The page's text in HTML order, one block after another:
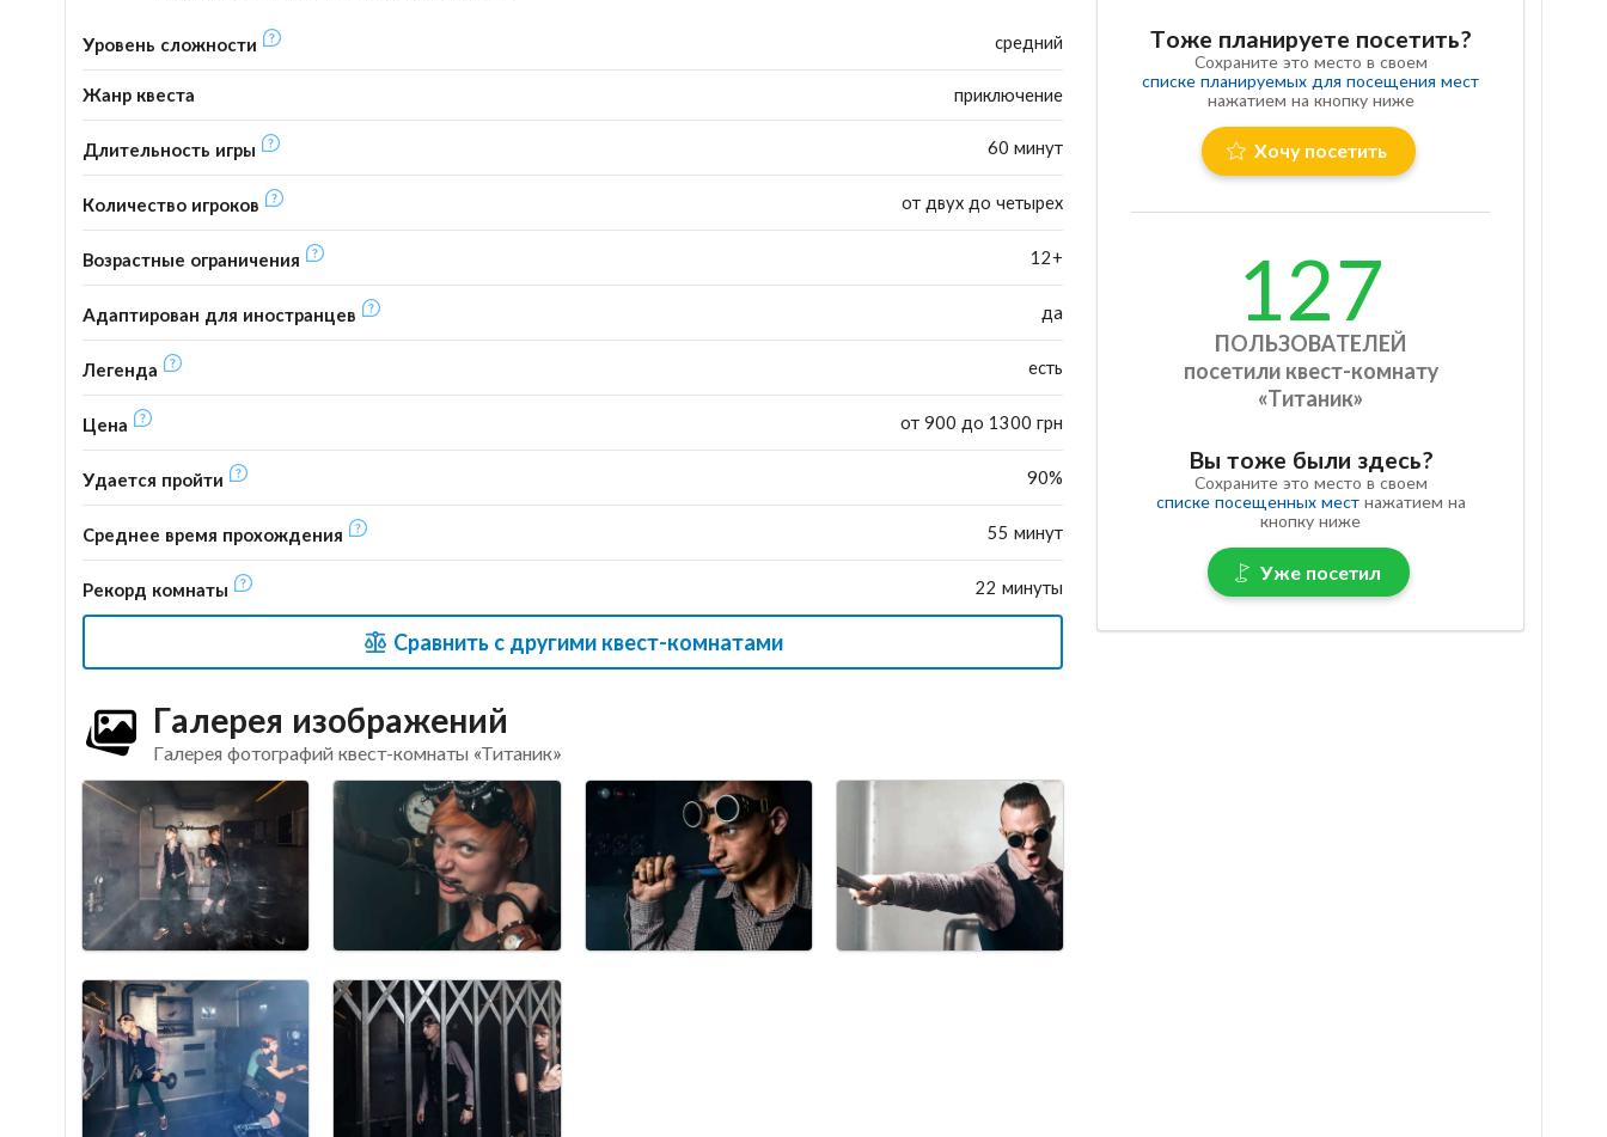
Уровень сложности средний
Жанр квеста приключение
Длительность игры 60 минут
Количество игроков от двух до четырех
Возрастные ограничения 12+
Адаптирован для иностранцев да
Легенда есть
Цена от 900 до 1300 грн
Удается пройти 90%
Среднее время прохождения 55 минут
Рекорд комнаты 22 минуты
Сравнить с другими квест-комнатами
Галерея изображений
Галерея фотографий квест-комнаты «Титаник»
Тоже планируете посетить?
Сохраните это место в своем
списке планируемых для посещения мест
нажатием на кнопку ниже
Хочу посетить
127
ПОЛЬЗОВАТЕЛЕЙ
посетили квест-комнату
«Титаник»
Вы тоже были здесь?
Сохраните это место в своем
списке посещенных местнажатием на
кнопку ниже
Уже посетил